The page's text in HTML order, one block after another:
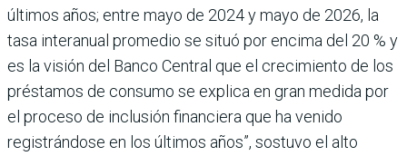
últimos años; entre mayo de 2024 y mayo de 2026, la
tasa interanual promedio se situó por encima del 20 % y
es la visión del Banco Central que el crecimiento de los
présta­mos de consumo se explica en gran medida por
el pro­ceso de inclusión financiera que ha venido
registrándose en los últimos años”, sostuvo el alto